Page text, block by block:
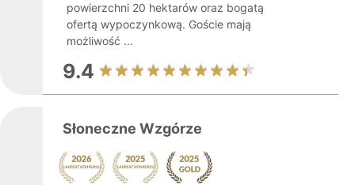
powierzchni 20 hektarów oraz bogatą
ofertą wypoczynkową. Goście mają
możliwość ...
9.4
Słoneczne Wzgórze